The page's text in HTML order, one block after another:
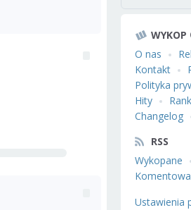
O nas
Kontakt
Polityka
Hity
Changelog
RSS
Wykopane
Ustawienia